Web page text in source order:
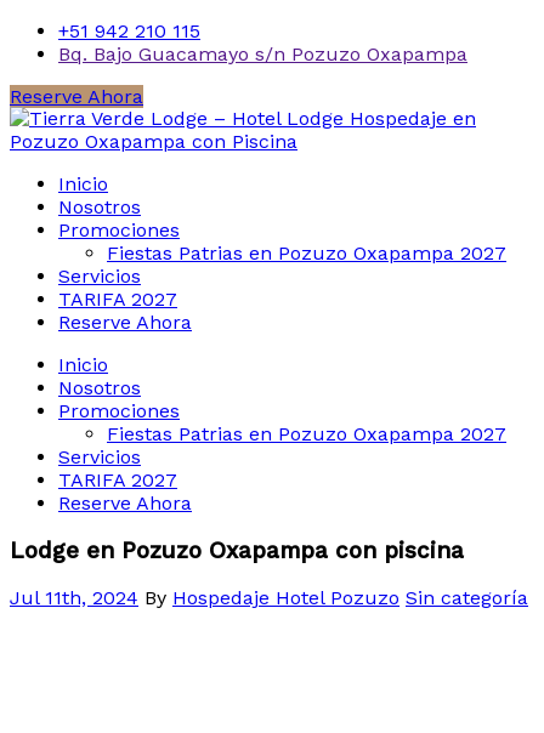
+51 942 210 115
Bq. Bajo Guacamayo s/n Pozuzo Oxapampa
Reserve Ahora
Inicio
Nosotros
Promociones
Fiestas Patrias en Pozuzo Oxapampa 2027
Servicios
TARIFA 2027
Reserve Ahora
Inicio
Nosotros
Promociones
Fiestas Patrias en Pozuzo Oxapampa 2027
Servicios
TARIFA 2027
Reserve Ahora
Lodge en Pozuzo Oxapampa con piscina
Jul 11th, 2024 By Hospedaje Hotel Pozuzo Sin categoría